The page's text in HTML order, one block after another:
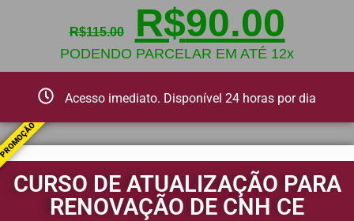
R$115.00 R$90.00
PODENDO PARCELAR EM ATÉ 12x
Acesso imediato. Disponível 24 horas por dia
CURSO DE ATUALIZAÇÃO PARA
RENOVAÇÃO DE CNH CE